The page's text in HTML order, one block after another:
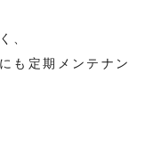
、
も定期メンテナン